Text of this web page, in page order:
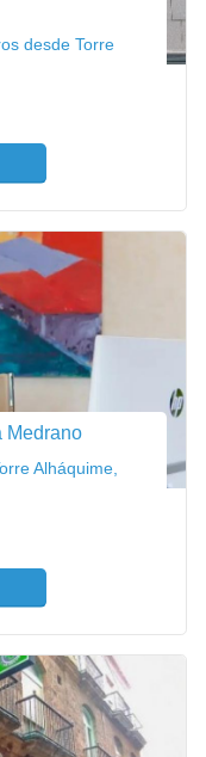
desde Torre
Medrano
Alháquime,